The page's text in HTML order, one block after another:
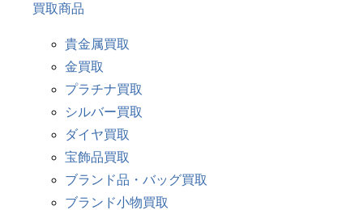
買取商品
貴金属買取
金買取
プラチナ買取
シルバー買取
ダイヤ買取
宝飾品買取
ブランド品・バッグ買取
ブランド小物買取